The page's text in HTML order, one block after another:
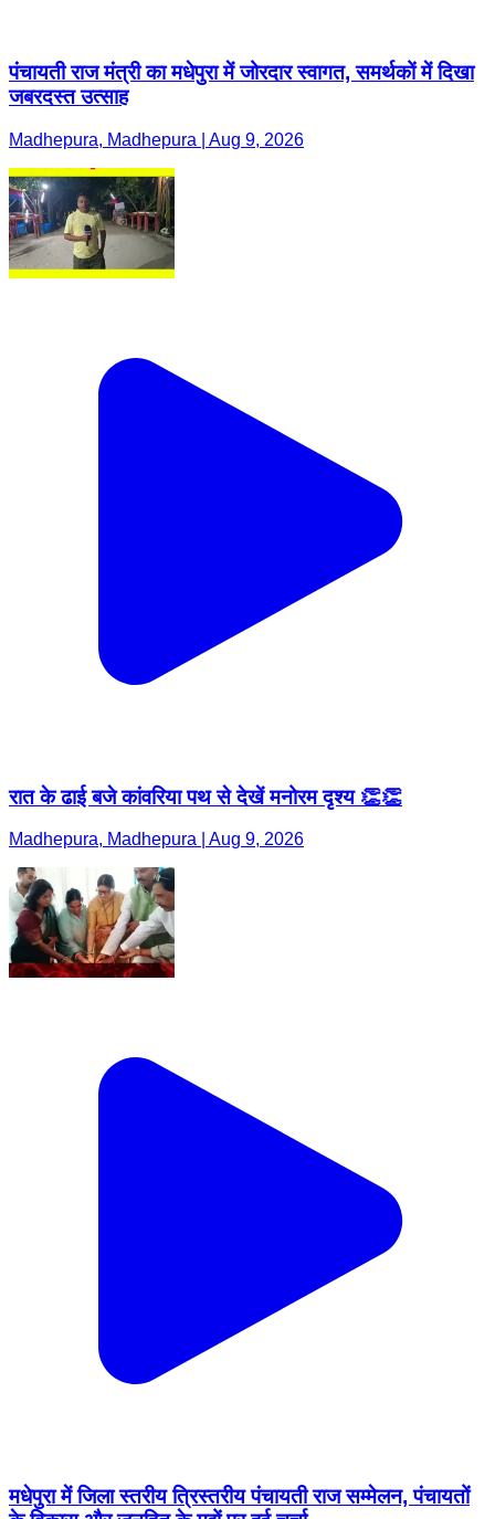
पंचायती राज मंत्री का मधेपुरा में जोरदार स्वागत, समर्थकों में दिखा
जबरदस्त उत्साह
Madhepura, Madhepura | Aug 9, 2026
रात के ढाई बजे कांवरिया पथ से देखें मनोरम दृश्य 👏👏
Madhepura, Madhepura | Aug 9, 2026
मधेपुरा में जिला स्तरीय त्रिस्तरीय पंचायती राज सम्मेलन, पंचायतों